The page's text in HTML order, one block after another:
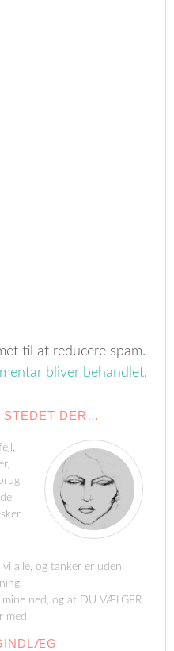
til at reducere spam.
bliver behandlet.
STEDET DER…
alle, og tanker er uden
ned, og at DU VÆLGER
med.